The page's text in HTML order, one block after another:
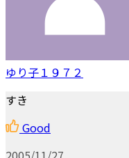
ゆり子１９７２
すき
Good